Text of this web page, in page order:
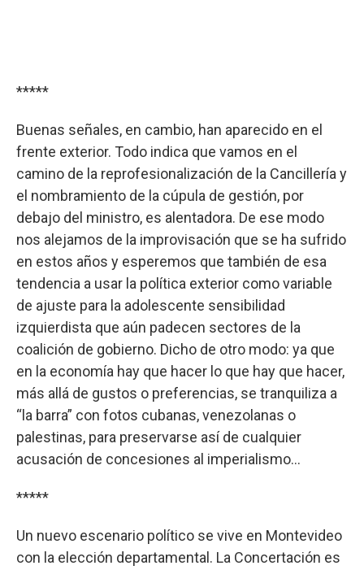
*****
Buenas señales, en cambio, han aparecido en el
frente exterior. Todo indica que vamos en el
camino de la reprofesionalización de la Cancillería y
el nombramiento de la cúpula de gestión, por
debajo del ministro, es alentadora. De ese modo
nos alejamos de la improvisación que se ha sufrido
en estos años y esperemos que también de esa
tendencia a usar la política exterior como variable
de ajuste para la adolescente sensibilidad
izquierdista que aún padecen sectores de la
coalición de gobierno. Dicho de otro modo: ya que
en la economía hay que hacer lo que hay que hacer,
más allá de gustos o preferencias, se tranquiliza a
“la barra” con fotos cubanas, venezolanas o
palestinas, para preservarse así de cualquier
acusación de concesiones al imperialismo…
*****
Un nuevo escenario político se vive en Montevideo
con la elección departamental. La Concertación es